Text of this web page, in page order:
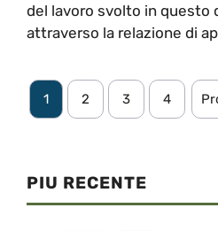
del lavoro svolto in questo
attraverso la relazione di
1 2 3 4
PIU RECENTE